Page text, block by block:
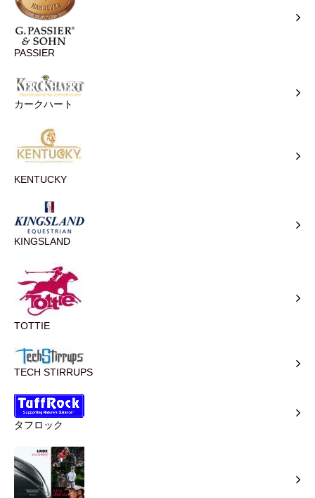
PASSIER
カークハート
KENTUCKY
KINGSLAND
TOTTIE
TECH STIRRUPS
タフロック